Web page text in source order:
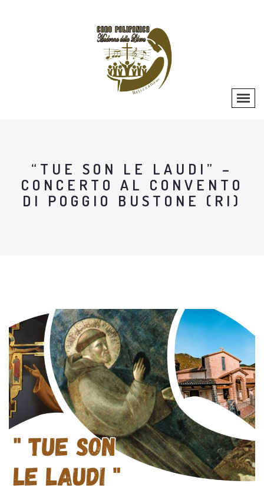
“TUE SON LE LAUDI” –
CONCERTO AL CONVENTO
DI POGGIO BUSTONE (RI)